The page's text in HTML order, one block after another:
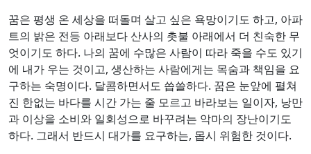
꿈은 평생 온 세상을 떠돌며 살고 싶은 욕망이기도 하고, 아파
트의 밝은 전등 아래보다 산사의 촛불 아래에서 더 친숙한 무
엇이기도 하다. 나의 꿈에 수많은 사람이 따라 죽을 수도 있기
에 내가 우는 것이고, 생산하는 사람에게는 목숨과 책임을 요
구하는 숙명이다. 달콤하면서도 씁쓸하다. 꿈은 눈앞에 펼쳐
진 한없는 바다를 시간 가는 줄 모르고 바라보는 일이자, 낭만
과 이상을 소비와 일회성으로 바꾸려는 악마의 장난이기도
하다. 그래서 반드시 대가를 요구하는, 몹시 위험한 것이다.